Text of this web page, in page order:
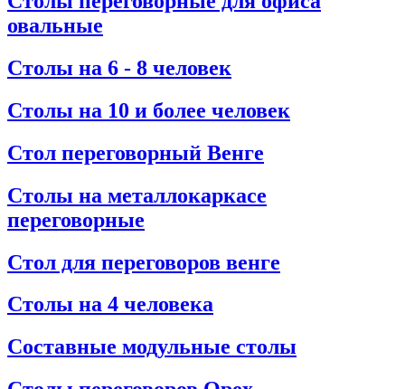
овальные
Столы на 6 - 8 человек
Столы на 10 и более человек
Стол переговорный Венге
Столы на металлокаркасе
переговорные
Стол для переговоров венге
Столы на 4 человека
Составные модульные столы